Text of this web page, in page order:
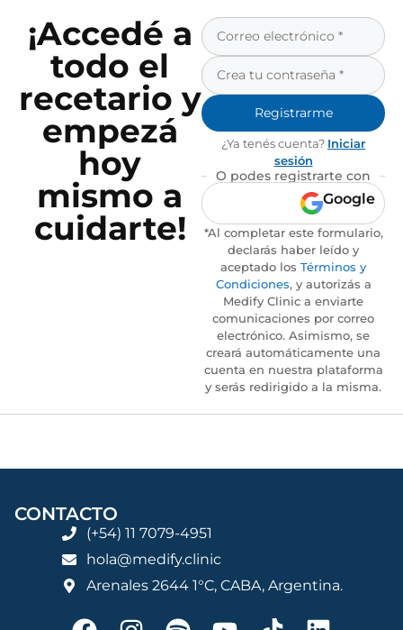
¡Accedé a
todo el
recetario y
empezá
hoy
mismo a
cuidarte!
Registrarme
¿Ya tenés cuenta? Iniciar
sesión
O podes registrarte con
Google
*Al completar este formulario,
declarás haber leído y
aceptado los Términos y
Condiciones, y autorizás a
Medify Clinic a enviarte
comunicaciones por correo
electrónico. Asimismo, se
creará automáticamente una
cuenta en nuestra plataforma
y serás redirigido a la misma.
CONTACTO
(+54) 11 7079-4951
hola@medify.clinic
Arenales 2644 1°C, CABA, Argentina.